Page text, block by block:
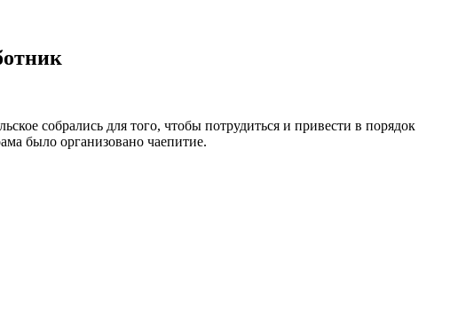
собрались для того, чтобы потрудиться и привести в порядок
было организовано чаепитие.